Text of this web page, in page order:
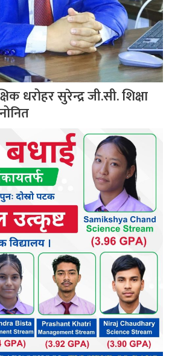
धरोहर सुरेन्द्र जी.सी. शिक्षा